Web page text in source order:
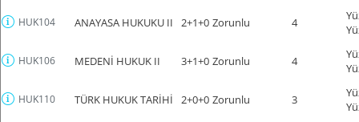
HUK104 ANAYASA HUKUKU II 2+1+0 Zorunlu 4
HUK106 MEDENİ HUKUK II 3+1+0 Zorunlu 4
HUK110 TÜRK HUKUK TARİHİ 2+0+0 Zorunlu 3